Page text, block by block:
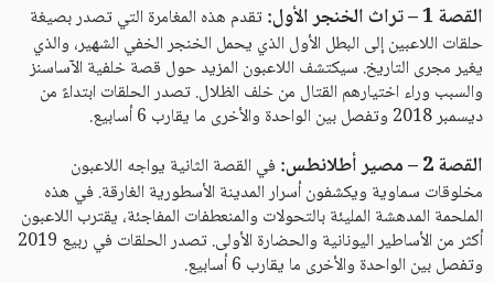
القصة 1 – تراث الخنجر الأول:
تقدم هذه المغامرة التي تصدر بصيغة
حلقات اللاعبين إلى البطل الأول الذي يحمل الخنجر الخفي الشهير، والذي
يغير مجرى التاريخ. سيكتشف اللاعبون المزيد حول قصة خلفية الآساسنز
والسبب وراء اختيارهم القتال من خلف الظلال. تصدر الحلقات ابتداءً من
ديسمبر 2018 وتفصل بين الواحدة والأخرى ما يقارب 6 أسابيع.
القصة 2 – مصير أطلانطس:
في القصة الثانية يواجه اللاعبون
مخلوقات سماوية ويكشفون أسرار المدينة الأسطورية الغارقة. في هذه
الملحمة المدهشة المليئة بالتحولات والمنعطفات المفاجئة، يقترب اللاعبون
أكثر من الأساطير اليونانية والحضارة الأولى. تصدر الحلقات في ربيع 2019
وتفصل بين الواحدة والأخرى ما يقارب 6 أسابيع.